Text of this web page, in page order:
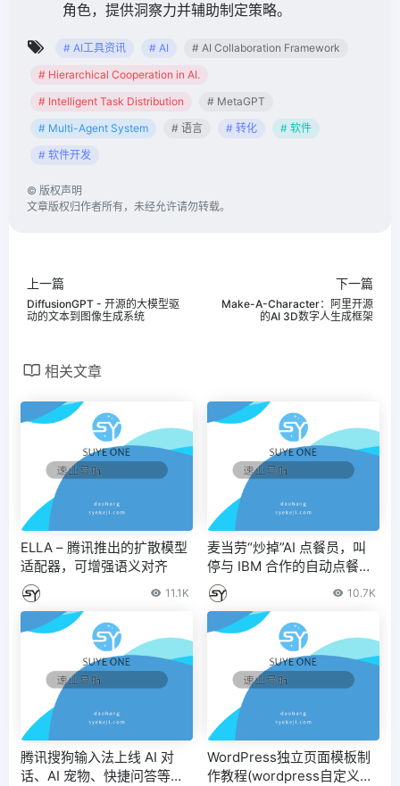
角色，提供洞察力并辅助制定策略。
# AI工具资讯 # AI
# AI Collaboration Framework
# Hierarchical Cooperation in AI.
# Intelligent Task Distribution
# MetaGPT
# Multi-Agent System
# 语言 # 转化
# 软件
# 软件开发
© 版权声明
文章版权归作者所有，未经允许请勿转载。
上一篇
DiffusionGPT - 开源的大模型驱
动的文本到图像生成系统
下一篇
Make-A-Character：阿里开源
的AI 3D数字人生成框架
相关文章
ELLA – 腾讯推出的扩散模型
适配器，可增强语义对齐
11.1K
麦当劳“炒掉”AI 点餐员，叫
停与 IBM 合作的自动点餐测
试项目 – IT之家
10.7K
腾讯搜狗输入法上线 AI 对
话、AI 宠物、快捷问答等功
WordPress独立页面模板制
作教程(wordpress自定义文